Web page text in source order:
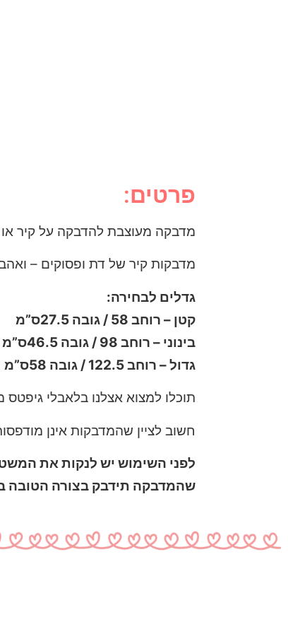
פרטים:
מדבקה מעוצבת להדבקה על קיר
מדבקות קיר של דת ופסוקים –
גדלים לבחירה:
קטן – רוחב 58 / גובה 27.5ס”מ
בינוני – רוחב 98 / גובה 46.5ס”מ
גדול – רוחב 122.5 / גובה 58ס”מ
תוכלו למצוא אצלנו בלאבלי
חשוב לציין שהמדבקות אינן
לפני השימוש יש לנקות את
שהמדבקה תידבק בצורה הטובה